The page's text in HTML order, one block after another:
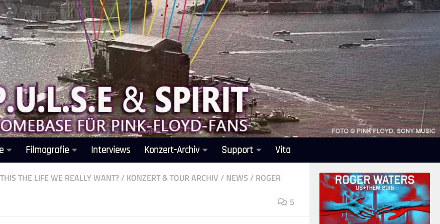
Filmografie Interviews Konzert-Archiv Support Vita
THE LIFE WE REALLY WANT?/ KONZERT & TOUR ARCHIV / NEWS / ROGER
5